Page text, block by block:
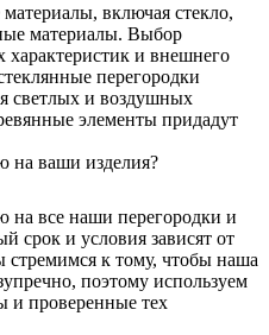
включая стекло,
материалы. Выбор
характеристик и внешнего
перегородки
светлых и воздушных
элементы придадут
на ваши изделия?
на все наши перегородки и
срок и условия зависят от
к тому, чтобы наша
поэтому используем
и проверенные тех